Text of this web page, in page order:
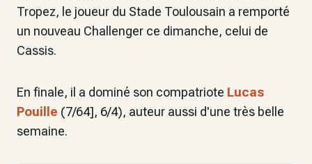
Tropez, le joueur du Stade Toulousain a remporté
un nouveau Challenger ce dimanche, celui de
Cassis.
En finale, il a dominé son compatriote Lucas
Pouille (7/64], 6/4), auteur aussi d'une très belle
semaine.